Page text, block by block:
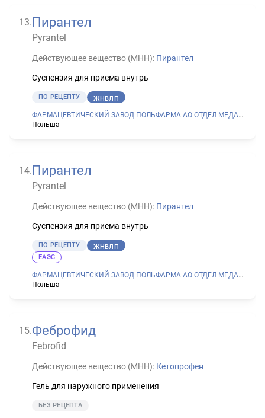
13.Пирантел
Pyrantel
Действующее вещество (МНН): Пирантел
Суспензия для приема внутрь
ПО РЕЦЕПТУ ЖНВЛП
ФАРМАЦЕВТИЧЕСКИЙ ЗАВОД ПОЛЬФАРМА АО ОТДЕЛ МЕДАНА В СЕРАДЗЕ
Польша
14.Пирантел
Pyrantel
Действующее вещество (МНН): Пирантел
Суспензия для приема внутрь
ПО РЕЦЕПТУ ЖНВЛП
ФАРМАЦЕВТИЧЕСКИЙ ЗАВОД ПОЛЬФАРМА АО ОТДЕЛ МЕДАНА В СЕРАДЗЕ
Польша
ЕАЭС
15.Феброфид
Febrofid
Действующее вещество (МНН): Кетопрофен
Гель для наружного применения
БЕЗ РЕЦЕПТА